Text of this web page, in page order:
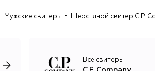
можно найти худи, свитшоты,
Мужские свитеры Шерстяной свитер C.P.
Все свитеры